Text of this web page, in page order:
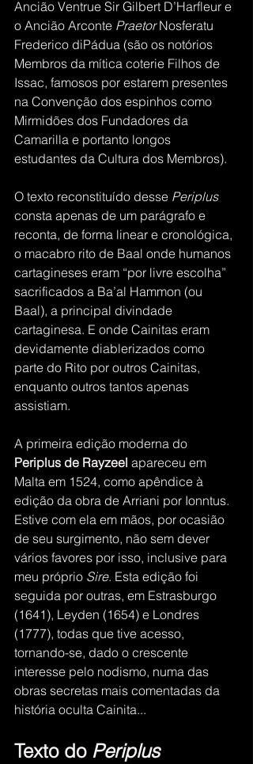
Ancião Ventrue Sir Gilbert D’Harfleur e
o Ancião Arconte Praetor Nosferatu
Frederico diPádua (são os notórios
Membros da mítica coterie Filhos de
Issac, famosos por estarem presentes
na Convenção dos espinhos como
Mirmidões dos Fundadores da
Camarilla e portanto longos
estudantes da Cultura dos Membros).
O texto reconstituído desse Periplus
consta apenas de um parágrafo e
reconta, de forma linear e cronológica,
o macabro rito de Baal onde humanos
cartagineses eram “por livre escolha”
sacrificados a Ba’al Hammon (ou
Baal), a principal divindade
cartaginesa. E onde Cainitas eram
devidamente diablerizados como
parte do Rito por outros Cainitas,
enquanto outros tantos apenas
assistiam.
A primeira edição moderna do
Periplus de Rayzeel apareceu em
Malta em 1524, como apêndice à
edição da obra de Arriani por Ionntus.
Estive com ela em mãos, por ocasião
de seu surgimento, não sem dever
vários favores por isso, inclusive para
meu próprio Sire. Esta edição foi
seguida por outras, em Estrasburgo
(1641), Leyden (1654) e Londres
(1777), todas que tive acesso,
tornando-se, dado o crescente
interesse pelo nodismo, numa das
obras secretas mais comentadas da
história oculta Cainita...
Texto do Periplus